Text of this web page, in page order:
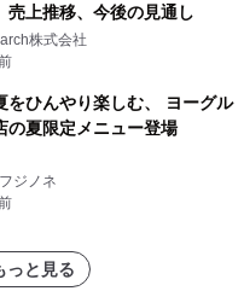
売上推移、今後の見通し
株式会社
をひんやり楽しむ、 ヨーグル
の夏限定メニュー登場
ジノネ
っと見る